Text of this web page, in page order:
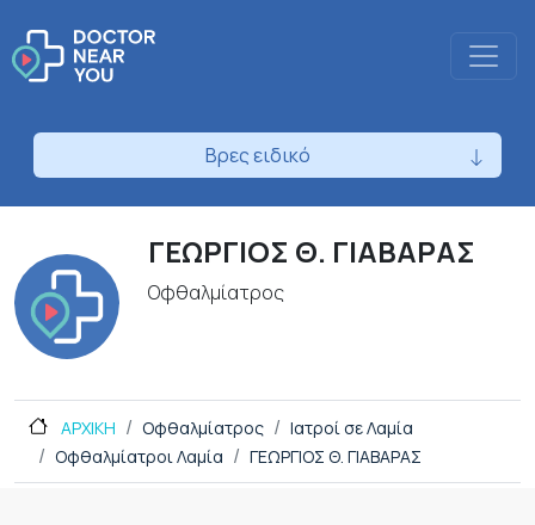
Βρες ειδικό
ΓΕΩΡΓΙΟΣ Θ. ΓΙΑΒΑΡΑΣ
Οφθαλμίατρος
ΑΡΧΙΚΗ Οφθαλμίατρος
Ιατροί σε Λαμία
Οφθαλμίατροι Λαμία
ΓΕΩΡΓΙΟΣ Θ. ΓΙΑΒΑΡΑΣ